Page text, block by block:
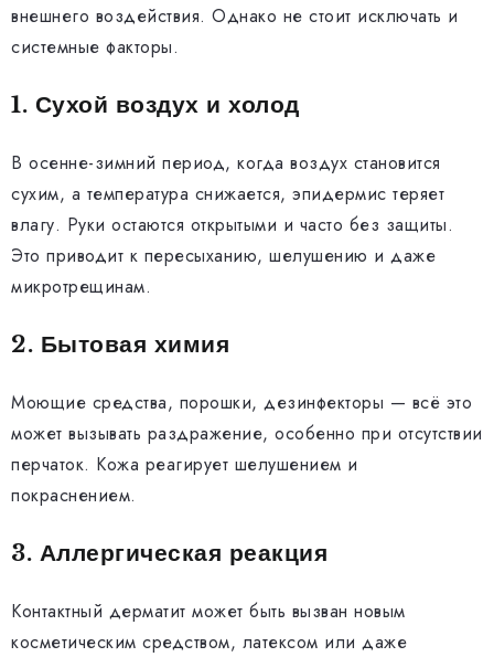
внешнего воздействия. Однако не стоит исключать и
системные факторы.
1. Сухой воздух и холод
В осенне-зимний период, когда воздух становится
сухим, а температура снижается, эпидермис теряет
влагу. Руки остаются открытыми и часто без защиты.
Это приводит к пересыханию, шелушению и даже
микротрещинам.
2. Бытовая химия
Моющие средства, порошки, дезинфекторы — всё это
может вызывать раздражение, особенно при отсутствии
перчаток. Кожа реагирует шелушением и
покраснением.
3. Аллергическая реакция
Контактный дерматит может быть вызван новым
косметическим средством, латексом или даже